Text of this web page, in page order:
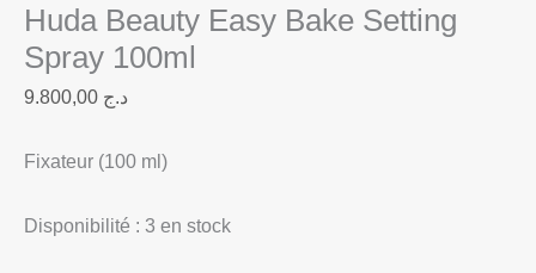
Huda Beauty Easy Bake Setting
Spray 100ml
د.ج
Fixateur (100 ml)
Disponibilité : 3 en stock